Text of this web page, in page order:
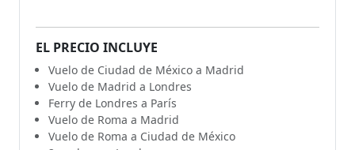
EL PRECIO INCLUYE
Vuelo de Ciudad de México a Madrid
Vuelo de Madrid a Londres
Ferry de Londres a París
Vuelo de Roma a Madrid
Vuelo de Roma a Ciudad de México